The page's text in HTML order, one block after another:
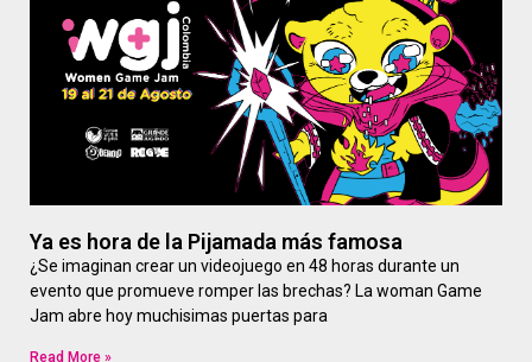
Ya es hora de la Pijamada más famosa
¿Se imaginan crear un videojuego en 48 horas durante un
evento que promueve romper las brechas? La woman Game
Jam abre hoy muchisimas puertas para
Read More »